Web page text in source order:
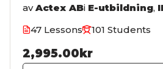
av Actex ABi E-utbildning,
47 Lessons
101 Students
2,995.00kr